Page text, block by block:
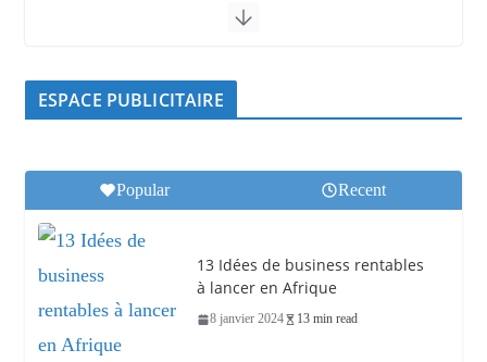
ESPACE PUBLICITAIRE
Popular Recent
13 Idées de business rentables
à lancer en Afrique
8 janvier 2024 13 min read